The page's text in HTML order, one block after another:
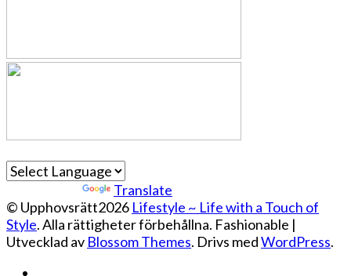
Translate
© Upphovsrätt2026 Lifestyle ~ Life with a Touch of
Style. Alla rättigheter förbehållna. Fashionable |
Utvecklad av Blossom Themes. Drivs medWordPress.